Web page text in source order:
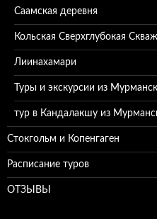
Саамская деревня
Кольская Сверхглубокая
Лиинахамари
Туры и экскурсии из
тур в Кандалакшу из
Стокгольм и Копенгаген
Расписание туров
ОТЗЫВЫ